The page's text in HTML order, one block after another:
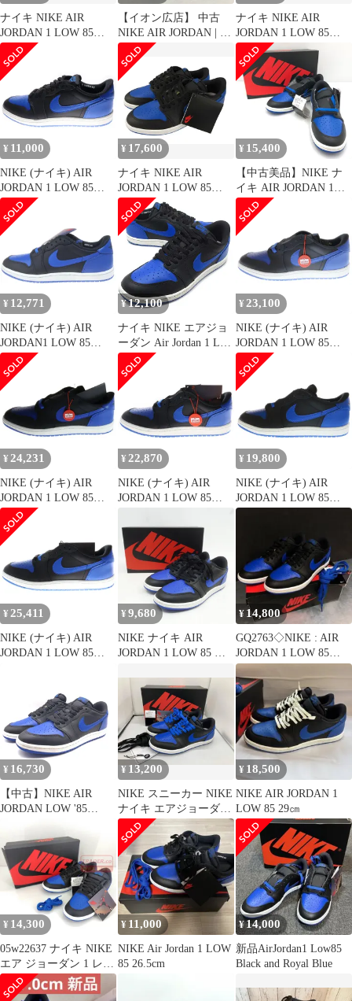
ナイキ NIKE AIR
JORDAN 1 LOW 85
VARSITY ROYAL 26cm
IB1981-004 AJ1 エア ジ
ョーダン ロー バーシテ
ィ ロイヤル 【ブランド
古着ベクトル】【中
古】▲■251010
【イオン広店】 中古
NIKE AIR JORDAN | ナ
イキ エアー ジョー
ダン スニーカー Nike
Air Jordan 1 Low '85?
ib1981-004 ブルー 28cm
【126】
ナイキ NIKE AIR
JORDAN 1 LOW 85
Black and Royal Blue エ
ア ジョーダン 1 ロー
ブラック アンド ロイヤ
ル ブルー IB1981-004
27 青 黒 ブランド古着
ベクトル 中古
▲■260323
¥ 11,000
NIKE (ナイキ) AIR
JORDAN 1 LOW 85
Royal IB1981-004 エア
ジョーダン 1 ロイヤル
ローカットスニーカー
US8/26.0cm ブラック/
ブルー
¥ 17,600
ナイキ NIKE AIR
JORDAN 1 LOW 85
BLACK/VARSITY
ROYAL IB1981-004 エ
ア ジョーダン 1 レトロ
ロー 85 ブラック/バー
シティロイヤル 30cm
ブルー ブラック スニー
カー シューズ 靴
☆AA★
¥ 15,400
【中古美品】NIKE ナ
イキ AIR JORDAN 1
LOW '85 BLACK AND
ROYAL BLUE IB1981-
004 エアジョーダン1 ロ
ー '85 ブラックアンド
ロイヤルブルー スニー
カー 靴 【160-250925-
rt-20-tag】
¥ 12,771
NIKE (ナイキ) AIR
JORDAN1 LOW 85
IB1981-004 エアジョー
ダン1 ローカットスニ
ーカー ブルー/ブラック
US11/29cm
¥12,100
ナイキ NIKE エアジョ
ーダン Air Jordan 1 Low
85 Black and Royal Blue
スニーカー ブラック ロ
イヤルブルー 30cm
IB1981-004 美品
¥ 23,100
NIKE (ナイキ) AIR
JORDAN 1 LOW 85
Royal エアジョーダン
ロイヤル ローカットス
ニーカー ブラック/ブル
ー US10.5/28.5cm
IB1981-004
¥ 24,231
NIKE (ナイキ) AIR
JORDAN 1 LOW 85
ROYAL IB1981-004 エ
アジョーダン ロイヤル
ローカットスニーカー
ブラック/ブルー
US12/30.0cm
¥ 22,870
NIKE (ナイキ) AIR
JORDAN 1 LOW 85
ロイヤル ローカットス
ニーカー ブラック/ブル
ー US9.5/27.5cm
IB1981-004
¥ 19,800
NIKE (ナイキ) AIR
JORDAN 1 LOW 85
ROYAL エアジョーダン
ニーカー ブラック/ブル
ー US11/29cm IB1981-
004
¥ 25,411
NIKE (ナイキ) AIR
JORDAN 1 LOW 85
ニーカー ブラック/ブル
ー US12/30cm IB1981-
004
¥9,680
NIKE ナイキ AIR
JORDAN 1 LOW 85 エ
IB1981-004 US10.5
28.5cm 箱有 ※中古
¥ 14,800
GQ2763◇NIKE : AIR
JORDAN 1 LOW 85
◇28cm◇
¥ 16,730
【中古】NIKE AIR
JORDAN LOW '85
27.5cm IB1981-004 ナイ
キ エアジョーダン1 ロ
ー '85 "ブラックアンド
ロイヤルブルー"[17]
¥ 13,200
NIKE スニーカー NIKE
ナイキ エアジョーダン
1 ロー 85 ブラックアン
ドロイヤルブルー
IB1981-004 27.5cm
¥ 18,500
NIKE AIR JORDAN 1
LOW 85 29㎝
¥ 14,300
05w22637 ナイキ NIKE
エア ジョーダン 1 レト
ロ ロー 85 AIR
JORDAN 1 LOW 85 ブ
¥ 11,000
NIKE Air Jordan 1 LOW
85 26.5cm
¥14,000
新品AirJordan1 Low85
Black and Royal Blue